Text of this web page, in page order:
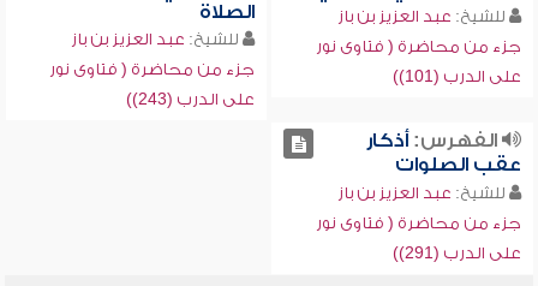
للشيخ: عبد العزيز بن باز
جزء من محاضرة ( فتاوى نور
على الدرب (101))
الصلاة
للشيخ: عبد العزيز بن باز
جزء من محاضرة ( فتاوى نور
على الدرب (243))
الفهرس:أذكار
عقب الصلوات
للشيخ: عبد العزيز بن باز
جزء من محاضرة ( فتاوى نور
على الدرب (291))